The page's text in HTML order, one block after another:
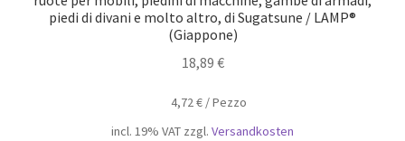
piedi di divani e molto altro, di Sugatsune / LAMP®
(Giappone)
18,89 €
4,72€ /Pezzo
incl. 19% VAT zzgl. Versandkosten